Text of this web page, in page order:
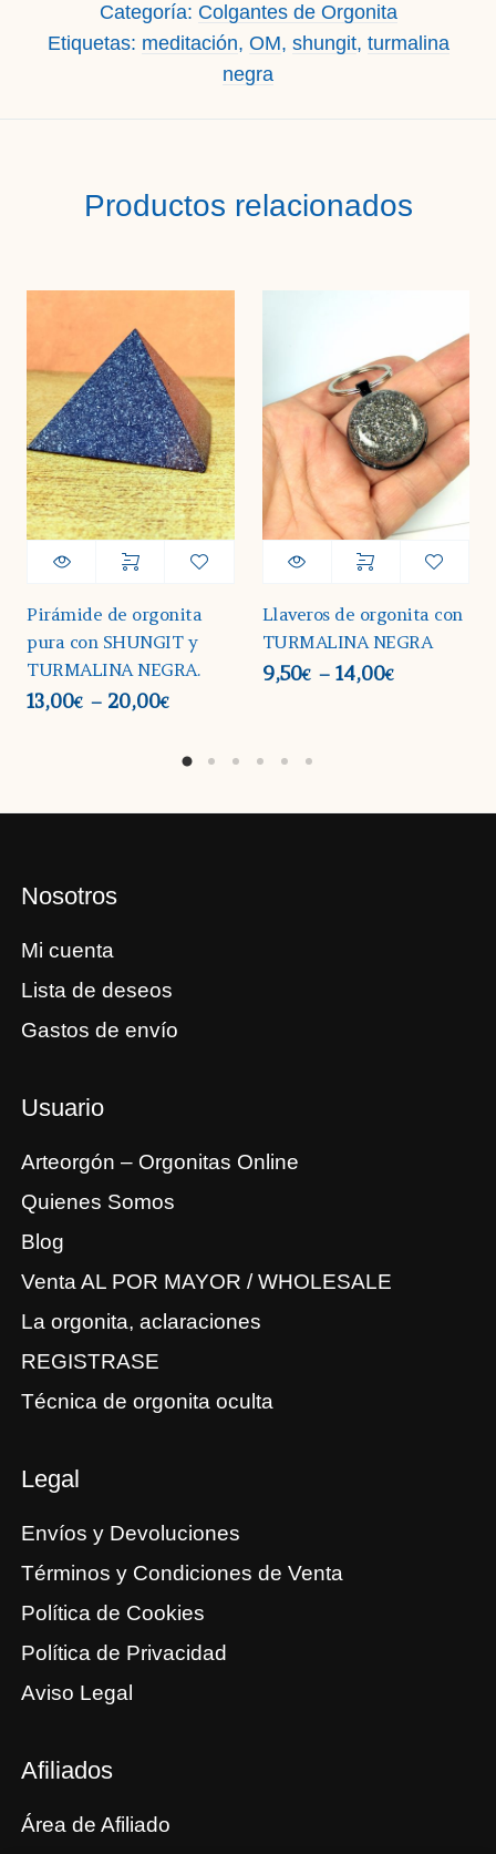
Categoría: Colgantes de Orgonita
Etiquetas: meditación, OM, shungit, turmalina
negra
Productos relacionados
Pirámide de orgonita
pura con SHUNGIT y
TURMALINA NEGRA.
13,00€ – 20,00€
Llaveros de orgonita con
TURMALINA NEGRA
9,50€ – 14,00€
Nosotros
Mi cuenta
Lista de deseos
Gastos de envío
Usuario
Arteorgón – Orgonitas Online
Quienes Somos
Blog
Venta AL POR MAYOR / WHOLESALE
La orgonita, aclaraciones
REGISTRASE
Técnica de orgonita oculta
Legal
Envíos y Devoluciones
Términos y Condiciones de Venta
Política de Cookies
Política de Privacidad
Aviso Legal
Afiliados
Área de Afiliado